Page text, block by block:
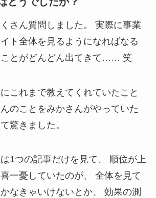
さん質問しました。 実際に事業
ト全体を見るようになればなる
ことがどんどん出てきて…… 笑
これまで教えてくれていたこと
のことをみかさんがやっていた
驚きました。
1つの記事だけを見て、 順位が上
一憂していたのが、 全体を見て
なきゃいけないとか、 効果の測